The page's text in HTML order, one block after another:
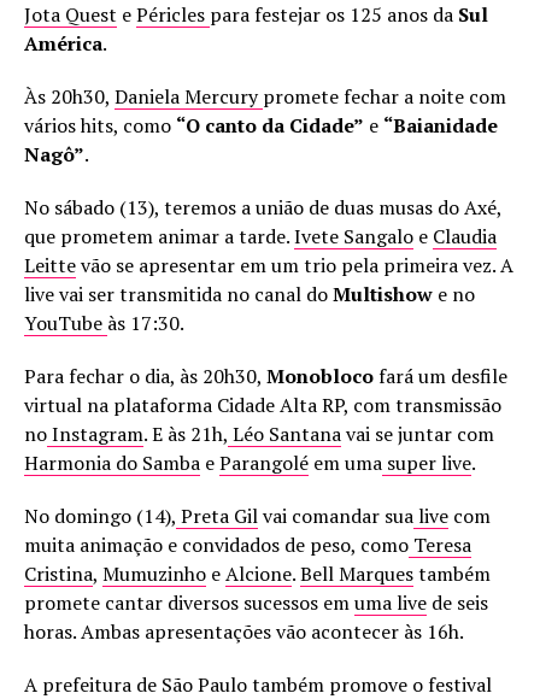
Jota Quest ePéricles para festejar os 125 anos da Sul
América.
Às 20h30, Daniela Mercurypromete fechar a noite com
vários hits, como “O canto da Cidade” e “Baianidade
Nagô”.
No sábado (13), teremos a união de duas musas do Axé,
que prometem animar a tarde.Ivete Sangalo e Claudia
Leittevão se apresentar em um trio pela primeira vez. A
live vai ser transmitida no canal doMultishow e no
YouTube às 17:30.
Para fechar o dia, às 20h30, Monoblocofará um desfile
virtual na plataforma Cidade Alta RP, com transmissão
noInstagram. E às 21h, Léo Santanavai se juntar com
Harmonia do Samba eParangolé em uma super live.
No domingo (14), Preta Gilvai comandar sualive com
muita animação e convidados de peso, como Teresa
Cristina, Mumuzinho eAlcione.Bell Marquestambém
promete cantar diversos sucessos emuma live de seis
horas. Ambas apresentações vão acontecer às 16h.
A prefeitura de São Paulo também promove o festival